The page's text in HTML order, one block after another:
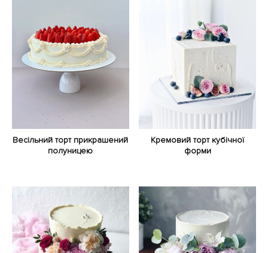
Весільний торт прикрашений
полуницею
Кремовий торт кубічної
форми